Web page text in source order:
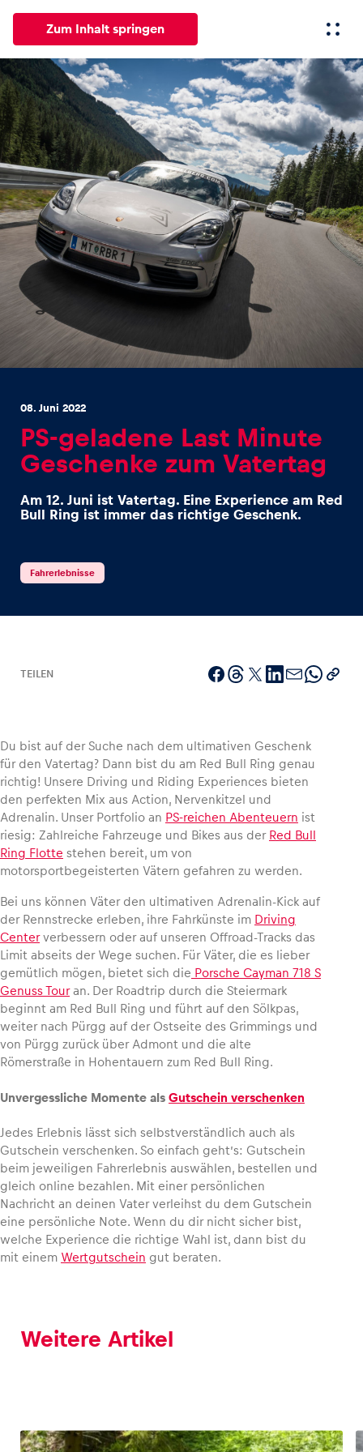
Zum Inhalt springen
Alle News Events Erlebnisse Seiten
News
Alle anzeigen
Events
Alle anzeigen
Erlebnisse
Alle anzeigen
Alle anzeigen
Fahrzeug
Alle anzeigen
Business
Alle anzeigen
Glossar
Alle anzeigen
08. Juni 2022
PS-geladene Last Minute
Geschenke zum Vatertag
Am 12. Juni ist Vatertag. Eine Experience am Red
Bull Ring ist immer das richtige Geschenk.
Fahrerlebnisse
TEILEN
Du bist auf der Suche nach dem ultimativen Geschenk
für den Vatertag? Dann bist du am Red Bull Ring genau
richtig! Unsere Driving und Riding Experiences bieten
den perfekten Mix aus Action, Nervenkitzel und
Adrenalin. Unser Portfolio an PS-reichen Abenteuern ist
riesig: Zahlreiche Fahrzeuge und Bikes aus der Red Bull
Ring Flotte stehen bereit, um von
motorsportbegeisterten Vätern gefahren zu werden.
Bei uns können Väter den ultimativen Adrenalin-Kick auf
der Rennstrecke erleben, ihre Fahrkünste im Driving
Centerverbessern oder auf unseren Offroad-Tracks das
Limit abseits der Wege suchen. Für Väter, die es lieber
gemütlich mögen, bietet sich die Porsche Cayman 718 S
Genuss Touran. Der Roadtrip durch die Steiermark
beginnt am Red Bull Ring und führt auf den Sölkpas,
weiter nach Pürgg auf der Ostseite des Grimmings und
von Pürgg zurück über Admont und die alte
Römerstraße in Hohentauern zum Red Bull Ring.
Unvergessliche Momente als Gutschein verschenken
Jedes Erlebnis lässt sich selbstverständlich auch als
Gutschein verschenken. So einfach geht’s: Gutschein
beim jeweiligen Fahrerlebnis auswählen, bestellen und
gleich online bezahlen. Mit einer persönlichen
Nachricht an deinen Vater verleihst du dem Gutschein
eine persönliche Note. Wenn du dir nicht sicher bist,
welche Experience die richtige Wahl ist, dann bist du
mit einem Wertgutschein gut beraten.
Weitere Artikel